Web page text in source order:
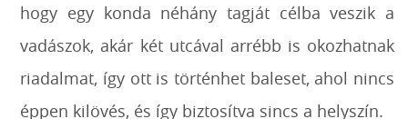
hogy egy konda néhány tagját célba veszik a
vadászok, akár két utcával arrébb is okozhatnak
riadalmat, így ott is történhet baleset, ahol nincs
éppen kilövés, és így biztosítva sincs a helyszín.